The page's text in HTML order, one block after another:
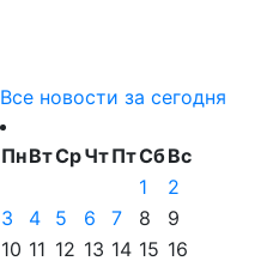
Все новости за сегодня
ПнВтСрЧтПтСбВс
1
2
3
4 5 6 7 8
9
10 11 12 13 14 15 16